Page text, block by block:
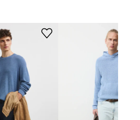
ROZMERY
si rozmery produktu